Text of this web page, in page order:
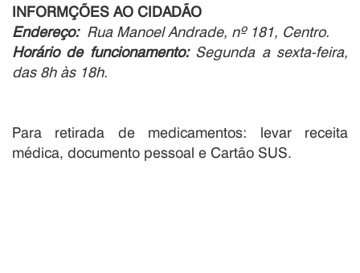
INFORMÇÕES AO CIDADÃO
Endereço: Rua Manoel Andrade, nº 181, Centro.
Horário de funcionamento:Segunda a sexta-feira,
das 8h às 18h.
Para retirada de medicamentos: levar receita
médica, documento pessoal e Cartão SUS.